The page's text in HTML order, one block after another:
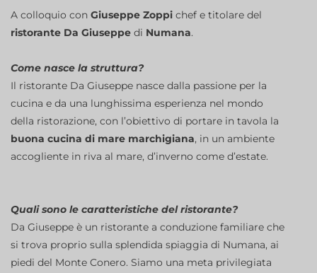
A colloquio con Giuseppe Zoppi chef e titolare del
ristorante Da Giuseppe di Numana.
Come nasce la struttura?
Il ristorante Da Giuseppe nasce dalla passione per la
cucina e da una lunghissima esperienza nel mondo
della ristorazione, con l’obiettivo di portare in tavola la
buona cucina di mare marchigiana, in un ambiente
accogliente in riva al mare, d’inverno come d’estate.
Quali sono le caratteristiche del ristorante?
Da Giuseppe è un ristorante a conduzione familiare che
si trova proprio sulla splendida spiaggia di Numana, ai
piedi del Monte Conero. Siamo una meta privilegiata